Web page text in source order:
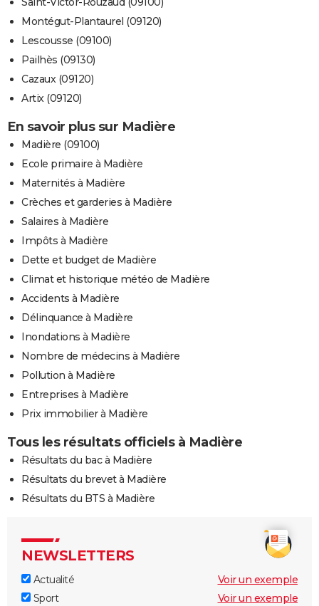
Montégut-Plantaurel (09120)
Lescousse (09100)
Pailhès (09130)
Cazaux (09120)
Artix (09120)
En savoir plus sur Madière
Madière (09100)
Ecole primaire à Madière
Maternités à Madière
Crèches et garderies à Madière
Salaires à Madière
Impôts à Madière
Dette et budget de Madière
Climat et historique météo de Madière
Accidents à Madière
Délinquance à Madière
Inondations à Madière
Nombre de médecins à Madière
Pollution à Madière
Entreprises à Madière
Prix immobilier à Madière
Tous les résultats officiels à Madière
Résultats du bac à Madière
Résultats du brevet à Madière
Résultats du BTS à Madière
NEWSLETTERS
Actualité
Voir un exemple
Sport
Voir un exemple